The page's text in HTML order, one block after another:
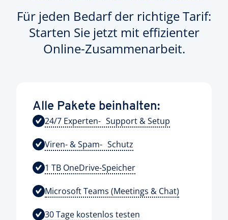
Für jeden Bedarf der richtige Tarif:
Starten Sie jetzt mit effizienter
Online-Zusammenarbeit.
Alle Pakete beinhalten:
24/7 Experten- Support & Setup
Viren- & Spam- Schutz
1 TB OneDrive-Speicher
Microsoft Teams (Meetings & Chat)
30 Tage kostenlos testen